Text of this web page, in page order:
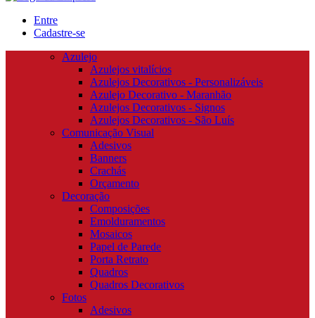
Entre
Cadastre-se
Azulejo
Azulejos vitalícios
Azulejos Decorativos - Personalizáveis
Azulejo Decorativo - Maranhão
Azulejos Decorativos - Signos
Azulejos Decorativos - São Luís
Comunicação Visual
Adesivos
Banners
Crachás
Orçamento
Decoração
Composições
Emolduramentos
Mosaicos
Papel de Parede
Porta Retrato
Quadros
Quadros Decorativos
Fotos
Adesivos